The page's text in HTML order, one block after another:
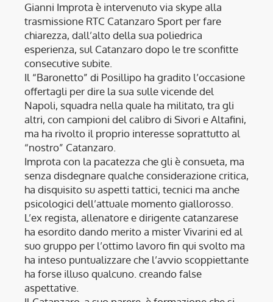
Gianni Improta è intervenuto via skype alla
trasmissione RTC Catanzaro Sport per fare
chiarezza, dall’alto della sua poliedrica
esperienza, sul Catanzaro dopo le tre sconfitte
consecutive subite.
Il “Baronetto” di Posillipo ha gradito l’occasione
offertagli per dire la sua sulle vicende del
Napoli, squadra nella quale ha militato, tra gli
altri, con campioni del calibro di Sivori e Altafini,
ma ha rivolto il proprio interesse soprattutto al
“nostro” Catanzaro.
Improta con la pacatezza che gli è consueta, ma
senza disdegnare qualche considerazione critica,
ha disquisito su aspetti tattici, tecnici ma anche
psicologici dell’attuale momento giallorosso.
L’ex regista, allenatore e dirigente catanzarese
ha esordito dando merito a mister Vivarini ed al
suo gruppo per l’ottimo lavoro fin qui svolto ma
ha inteso puntualizzare che l’avvio scoppiettante
ha forse illuso qualcuno. creando false
aspettative.